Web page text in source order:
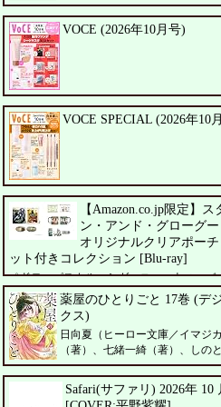
VOCE (2026年10月号)
VOCE SPECIAL (2026年10
【Amazon.co.jp限定】
ン・アンド・グローグ
オリジナルクリアポー
ット付きコレクション [Blu-ray]
ペドロ・パスカル、シガーニー・ウィー
薬屋のひとりごと 17巻 (デ
クス)
日向夏（ヒーロー文庫／イマジ
（著）、七緒一綺（著）、しの
Safari(サファリ) 2026年 10